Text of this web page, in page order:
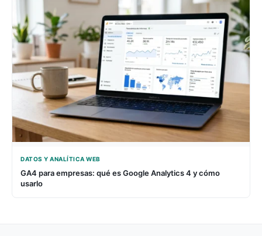
DATOS Y ANALÍTICA WEB
GA4 para empresas: qué es Google Analytics 4 y cómo
usarlo